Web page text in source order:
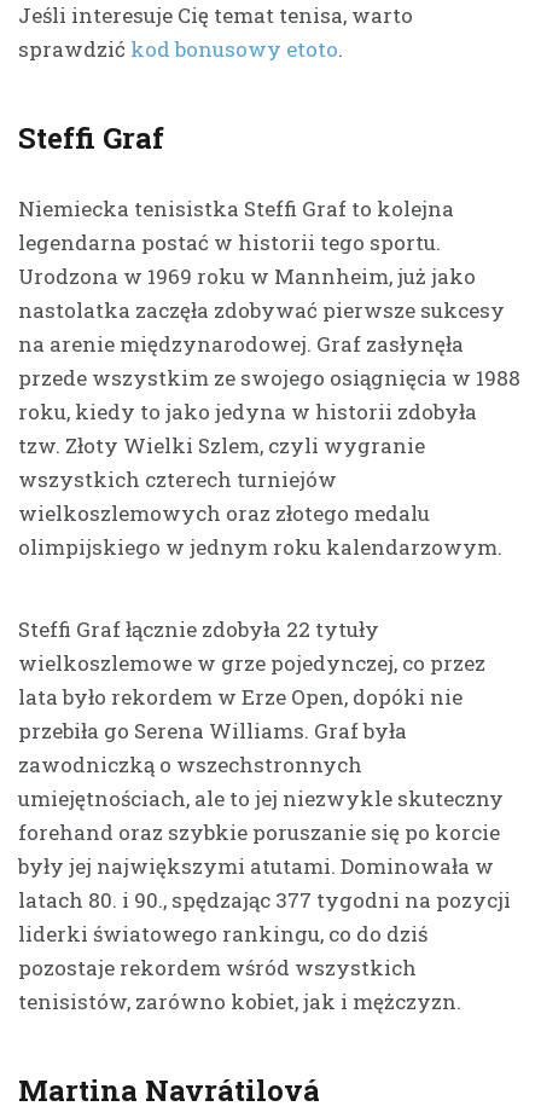
Jeśli interesuje Cię temat tenisa, warto
sprawdzić kod bonusowy etoto.
Steffi Graf
Niemiecka tenisistka Steffi Graf to kolejna
legendarna postać w historii tego sportu.
Urodzona w 1969 roku w Mannheim, już jako
nastolatka zaczęła zdobywać pierwsze sukcesy
na arenie międzynarodowej. Graf zasłynęła
przede wszystkim ze swojego osiągnięcia w 1988
roku, kiedy to jako jedyna w historii zdobyła
tzw. Złoty Wielki Szlem, czyli wygranie
wszystkich czterech turniejów
wielkoszlemowych oraz złotego medalu
olimpijskiego w jednym roku kalendarzowym.
Steffi Graf łącznie zdobyła 22 tytuły
wielkoszlemowe w grze pojedynczej, co przez
lata było rekordem w Erze Open, dopóki nie
przebiła go Serena Williams. Graf była
zawodniczką o wszechstronnych
umiejętnościach, ale to jej niezwykle skuteczny
forehand oraz szybkie poruszanie się po korcie
były jej największymi atutami. Dominowała w
latach 80. i 90., spędzając 377 tygodni na pozycji
liderki światowego rankingu, co do dziś
pozostaje rekordem wśród wszystkich
tenisistów, zarówno kobiet, jak i mężczyzn.
Martina Navrátilová